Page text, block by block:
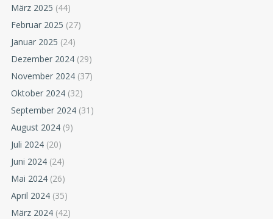
März 2025 (44)
Februar 2025 (27)
Januar 2025 (24)
Dezember 2024 (29)
November 2024 (37)
Oktober 2024 (32)
September 2024 (31)
August 2024 (9)
Juli 2024 (20)
Juni 2024 (24)
Mai 2024 (26)
April 2024 (35)
März 2024 (42)